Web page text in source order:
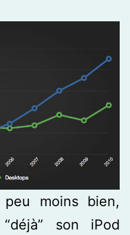
moins bien,
son iPod